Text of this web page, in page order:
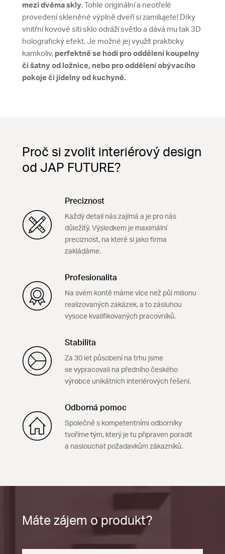
mezi dvěma skly. Tohle originální a neotřelé
provedení skleněné výplně dveří si zamilujete! Díky
vnitřní kovové síti sklo odráží světlo a dává mu tak 3D
holografický efekt. Je možné jej využít prakticky
kamkoliv, perfektně se hodí pro oddělení koupelny
či šatny od ložnice, nebo pro oddělení obývacího
pokoje či jídelny od kuchyně.
Proč si zvolit interiérový design
od JAP FUTURE?
Preciznost
Každý detail nás zajímá a je pro nás
důležitý. Výsledkem je maximální
preciznost, na které si jako firma
zakládáme.
Profesionalita
Na svém kontě máme více než půl milionu
realizovaných zakázek, a to zásluhou
vysoce kvalifikovaných pracovníků.
Stabilita
Za 30 let působení na trhu jsme
se vypracovali na předního českého
výrobce unikátních interiérových řešení.
Odborná pomoc
Společně s kompetentními odborníky
tvoříme tým, který je tu připraven poradit
a naslouchat požadavkům zákazníků.
Máte zájem o produkt?